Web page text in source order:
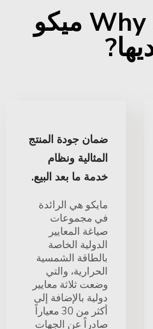
Why choose ميكو
ضمان جودة المنتج
المثالية ونظام
خدمة ما بعد البيع.
مايكو هي الرائدة
في مجموعات
صياغة المعايير
الدولية الخاصة
بالطاقة الشمسية
الحرارية، والتي
وضعت ثلاثة معايير
دولية بالإضافة إلى
أكثر من 30 معياراً
صادراً عن الجهات